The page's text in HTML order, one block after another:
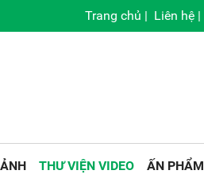
Trang chủ | Liên hệ |
THƯ VIỆN VIDEO ẤN PHẨM